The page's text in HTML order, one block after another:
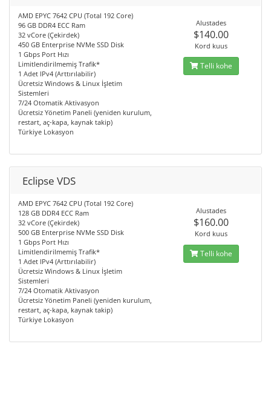
AMD EPYC 7642 CPU (Total 192 Core)
96 GB DDR4 ECC Ram
32 vCore (Çekirdek)
450 GB Enterprise NVMe SSD Disk
1 Gbps Port Hızı
Limitlendirilmemiş Trafik*
1 Adet IPv4 (Arttırılabilir)
Ücretsiz Windows & Linux İşletim
Sistemleri
7/24 Otomatik Aktivasyon
Ücretsiz Yönetim Paneli (yeniden kurulum,
restart, aç-kapa, kaynak takip)
Türkiye Lokasyon
Alustades
$140.00
Kord kuus
Telli kohe
Eclipse VDS
AMD EPYC 7642 CPU (Total 192 Core)
128 GB DDR4 ECC Ram
32 vCore (Çekirdek)
500 GB Enterprise NVMe SSD Disk
1 Gbps Port Hızı
Limitlendirilmemiş Trafik*
1 Adet IPv4 (Arttırılabilir)
Ücretsiz Windows & Linux İşletim
Sistemleri
7/24 Otomatik Aktivasyon
Ücretsiz Yönetim Paneli (yeniden kurulum,
restart, aç-kapa, kaynak takip)
Türkiye Lokasyon
Alustades
$160.00
Kord kuus
Telli kohe